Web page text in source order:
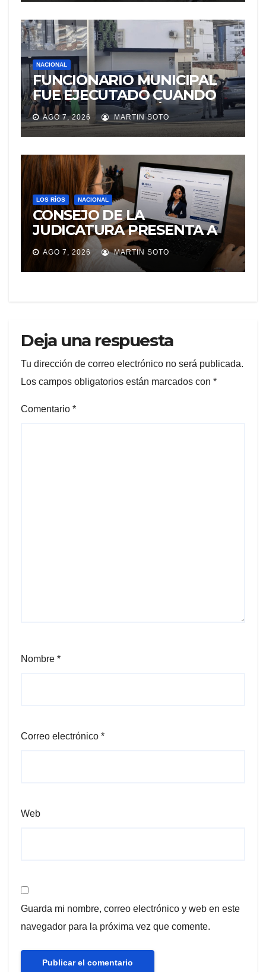
NACIONAL
FUNCIONARIO MUNICIPAL
FUE EJECUTADO CUANDO
IBA A UNA REUNIÓN DE
TRABAJO EN MANTA
AGO 7, 2026 MARTIN SOTO
LOS RÍOS NACIONAL
CONSEJO DE LA
JUDICATURA PRESENTA A
«Adila», LA ASISTENTE
VIRTUAL QUE ORIENTA A LA
CIUDADANÍA SOBRE
AGO 7, 2026 MARTIN SOTO
Deja una respuesta
Tu dirección de correo electrónico no será publicada.
Los campos obligatorios están marcados con *
Comentario *
Nombre *
Correo electrónico *
Web
Guarda mi nombre, correo electrónico y web en este
navegador para la próxima vez que comente.